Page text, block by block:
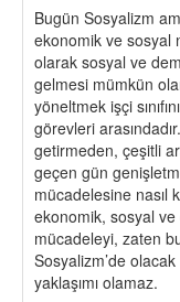
Bugün Sosyalizm
ekonomik ve sosyal
olarak sosyal ve
gelmesi mümkün
yöneltmek işçi
görevleri
getirmeden, çeşitli
geçen gün
mücadelesine nasıl
ekonomik, sosyal
mücadeleyi, zaten
Sosyalizm’de
yaklaşımı olamaz.